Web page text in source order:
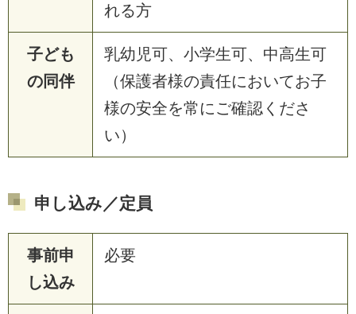
れる方
子ども
の同伴
乳幼児可、小学生可、中高生可
（保護者様の責任においてお子
様の安全を常にご確認くださ
い）
申し込み／定員
事前申
し込み
必要